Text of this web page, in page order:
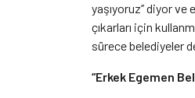
yaşıyoruz’’ diyor
çıkarları için
sürece belediyeler
“Erkek Egemen